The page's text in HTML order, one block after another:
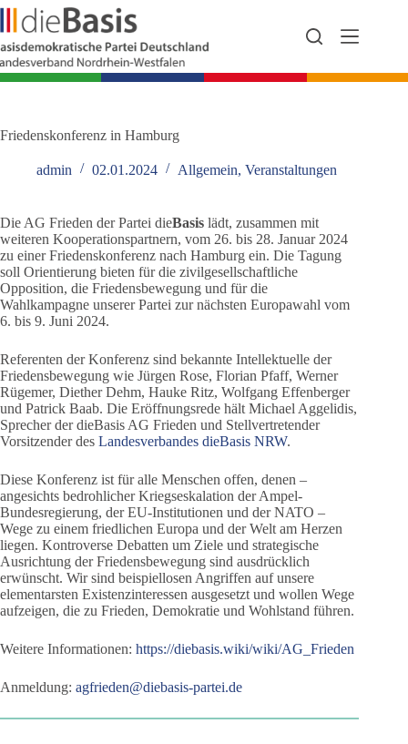
Zum
Inhalt
springen
Friedenskonferenz in Hamburg
admin 02.01.2024 Allgemein, Veranstaltungen
Die AG Frieden der Partei dieBasis lädt, zusammen mit
weiteren Kooperationspartnern, vom 26. bis 28. Januar 2024
zu einer Friedenskonferenz nach Hamburg ein. Die Tagung
soll Orientierung bieten für die zivilgesellschaftliche
Opposition, die Friedensbewegung und für die
Wahlkampagne unserer Partei zur nächsten Europawahl vom
6. bis 9. Juni 2024.
Referenten der Konferenz sind bekannte Intellektuelle der
Friedensbewegung wie Jürgen Rose, Florian Pfaff, Werner
Rügemer, Diether Dehm, Hauke Ritz, Wolfgang Effenberger
und Patrick Baab. Die Eröffnungsrede hält Michael Aggelidis,
Sprecher der dieBasis AG Frieden und Stellvertretender
Vorsitzender des Landesverbandes dieBasis NRW.
Diese Konferenz ist für alle Menschen offen, denen –
angesichts bedrohlicher Kriegseskalation der Ampel-
Bundesregierung, der EU-Institutionen und der NATO –
Wege zu einem friedlichen Europa und der Welt am Herzen
liegen. Kontroverse Debatten um Ziele und strategische
Ausrichtung der Friedensbewegung sind ausdrücklich
erwünscht. Wir sind beispiellosen Angriffen auf unsere
elementarsten Existenzinteressen ausgesetzt und wollen Wege
aufzeigen, die zu Frieden, Demokratie und Wohlstand führen.
Weitere Informationen: https://diebasis.wiki/wiki/AG_Frieden
Anmeldung: agfrieden@diebasis-partei.de